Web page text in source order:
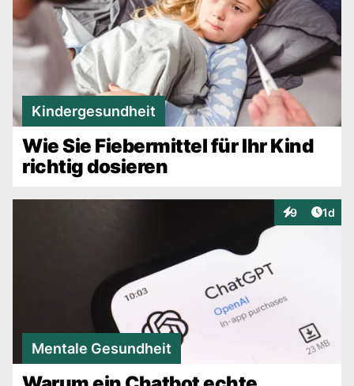
Kindergesundheit
Wie Sie Fiebermittel für Ihr Kind
richtig dosieren
9
Interaktionen
1d
Mentale Gesundheit